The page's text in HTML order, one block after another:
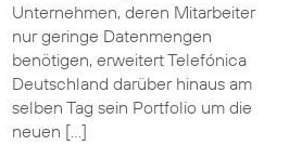
Unternehmen, deren Mitarbeiter
nur geringe Datenmengen
benötigen, erweitert Telefónica
Deutschland darüber hinaus am
selben Tag sein Portfolio um die
neuen […]